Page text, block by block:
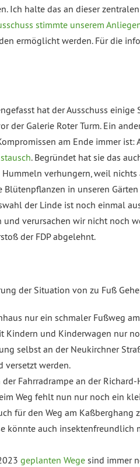
halte das an dieser
stimmte unserem
ermöglicht werden. Für die
hat der Ausschuss einige
Galerie Roter Turm. Ein
am Ende immer
. Begründet hat sie das
verhungern, weil nichts
in unseren
der Linde ist noch einmal
verursachen wir nicht noch
der FDP abgelehnt.
der Situation von zu Fuß
nur ein schmaler Fußweg
und Kinderwagen nur
selbst an der Neukirchner
versetzt werden.
Fahrradrampe an der
Weg fehlt nun nur noch ein
für den Weg am Kaßberghang
könnte auch
geplanten Wege sind immer